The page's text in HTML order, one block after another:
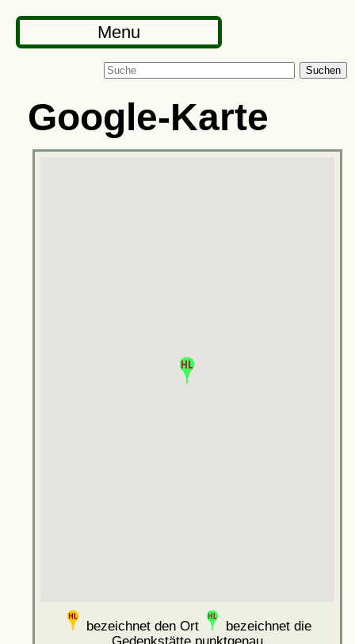
Menu
Suchen
Google-Karte
bezeichnet den Ort
bezeichnet die
Gedenkstätte punktgenau